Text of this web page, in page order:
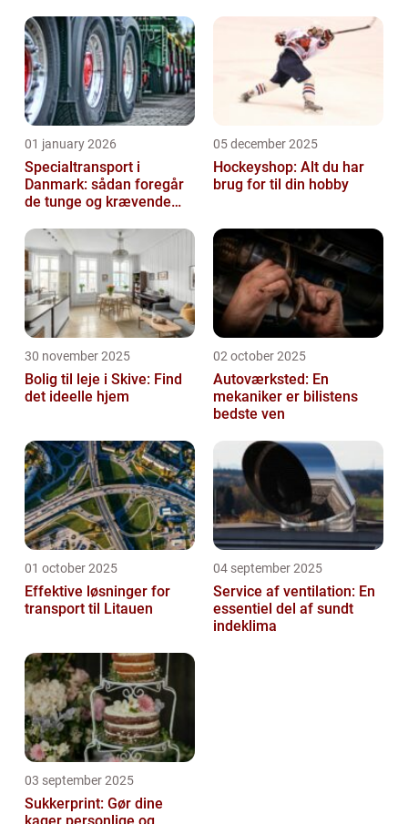
01 january 2026
Specialtransport i
Danmark: sådan foregår
de tunge og krævende
05 december 2025
Hockeyshop: Alt du har
brug for til din hobby
30 november 2025
Bolig til leje i Skive: Find
det ideelle hjem
02 october 2025
Autoværksted: En
mekaniker er bilistens
bedste ven
01 october 2025
Effektive løsninger for
transport til Litauen
04 september 2025
Service af ventilation: En
essentiel del af sundt
indeklima
03 september 2025
Sukkerprint: Gør dine